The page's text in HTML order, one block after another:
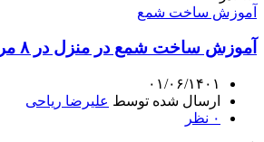
آموزش ساخت شمع
آموزش ساخت شمع در منزل در ۸ مرحله!
۰۱/۰۶/۱۴۰۱
ارسال شده توسط علیرضا ریاحی
۰ نظر